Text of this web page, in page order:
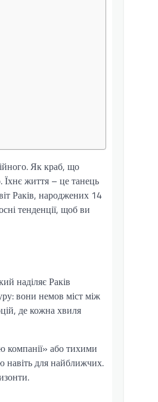
Як краб, що
життя – це танець
Раків, народжених 14
тенденції, щоб ви
наділяє Раків
вони немов міст між
де кожна хвиля
компанії» або тихими
навіть для найближчих.